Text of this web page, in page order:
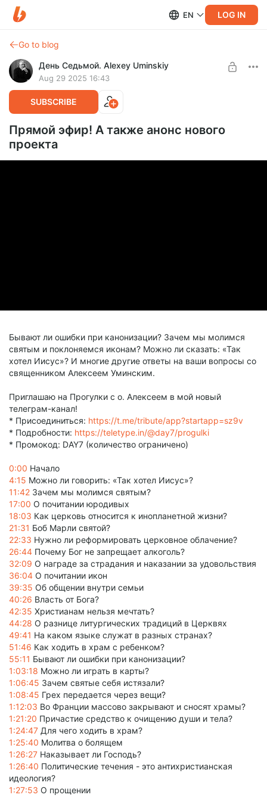
EN LOG IN
Go to blog
День Седьмой. Alexey Uminskiy
Aug 29 2025 16:43
SUBSCRIBE
Прямой эфир! А также анонс нового
проекта
Бывают ли ошибки при канонизации? Зачем мы молимся
святым и поклоняемся иконам? Можно ли сказать: «Так
хотел Иисус»? И многие другие ответы на ваши вопросы со
священником Алексеем Уминским.
Приглашаю на Прогулки с о. Алексеем в мой новый
телеграм-канал!
* Присоединиться: https://t.me/tribute/app?startapp=sz9v
* Подробности: https://teletype.in/@day7/progulki
* Промокод: DAY7 (количество ограничено)
0:00 Начало
4:15 Можно ли говорить: «Так хотел Иисус»?
11:42 Зачем мы молимся святым?
17:00 О почитании юродивых
18:03 Как церковь относится к инопланетной жизни?
21:31 Боб Марли святой?
22:33 Нужно ли реформировать церковное облачение?
26:44 Почему Бог не запрещает алкоголь?
32:09 О награде за страдания и наказании за удовольствия
36:04 О почитании икон
39:35 Об общении внутри семьи
40:26 Власть от Бога?
42:35 Христианам нельзя мечтать?
44:28 О разнице литургических традиций в Церквях
49:41 На каком языке служат в разных странах?
51:46 Как ходить в храм с ребенком?
55:11 Бывают ли ошибки при канонизации?
1:03:18 Можно ли играть в карты?
1:06:45 Зачем святые себя истязали?
1:08:45 Грех передается через вещи?
1:12:03 Во Франции массово закрывают и сносят храмы?
1:21:20 Причастие средство к очищению души и тела?
1:24:47 Для чего ходить в храм?
1:25:40 Молитва о болящем
1:26:27 Наказывает ли Господь?
1:26:40 Политические течения - это антихристианская
идеология?
1:27:53 О прощении